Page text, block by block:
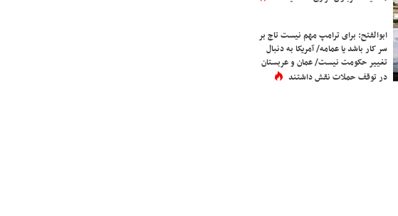
ابوالفتح: برای ترامپ مهم نیست تاج بر
سر کار باشد یا عمامه/ آمریکا به دنبال
تغییر حکومت نیست/ عمان و عربستان
در توقف حملات نقش داشتند